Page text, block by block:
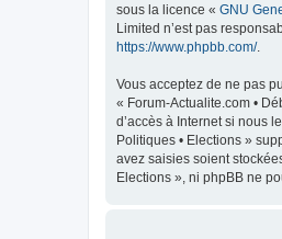
sous la licence « GNU
Limited n’est pas
https://www.phpbb.com/.
Vous acceptez de ne pas
« Forum-Actualite.com •
d’accès à Internet si nous
Politiques • Elections »
avez saisies soient
Elections », ni phpBB ne